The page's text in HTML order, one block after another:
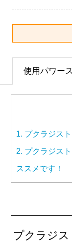
使用パワー
1. プクラジス
2. プクラジス
ススメです！
プクラジス